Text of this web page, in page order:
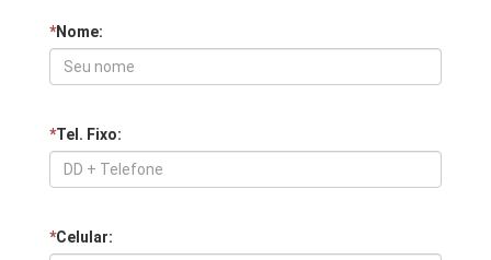
*Nome:
*Tel. Fixo:
*Celular: